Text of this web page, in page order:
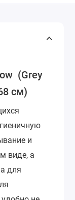
(Grey
см)
и
виде, а
для